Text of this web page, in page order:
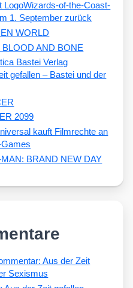
Wizards-of-the-Coast-
1. September zurück
WORLD
AND BONE
gefallen – Bastei und der
2099
kauft Filmrechte an
BRAND NEW DAY
Aus der Zeit
Sexismus